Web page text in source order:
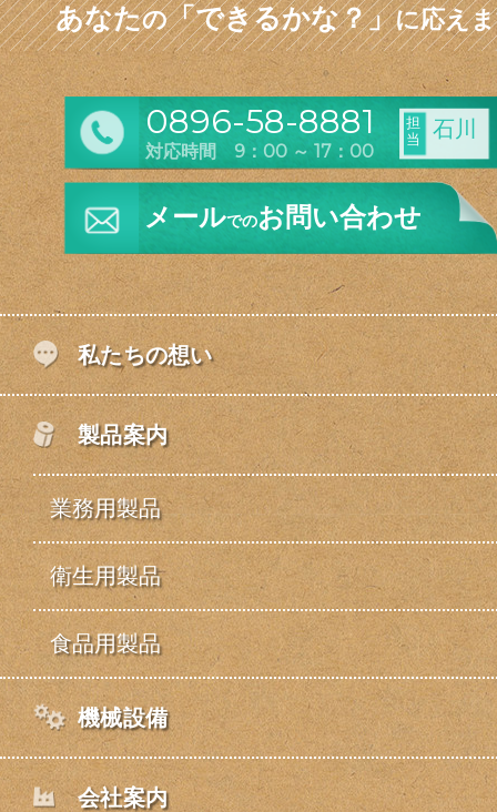
あなたの「できるかな？」に応え
0896-58-8881
対応時間 9：00 ～ 17：00
担
当
石川
メールでのお問い合わせ
私たちの想い
製品案内
業務用製品
衛生用製品
食品用製品
機械設備
会社案内